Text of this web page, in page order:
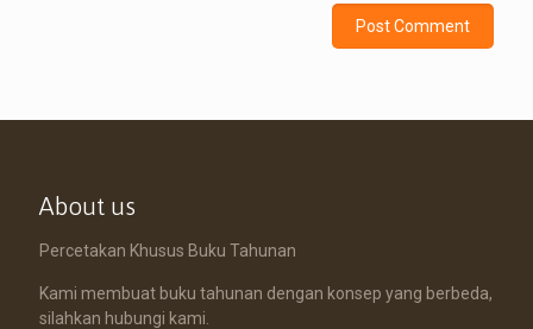
About us
Percetakan Khusus Buku Tahunan
Kami membuat buku tahunan dengan konsep yang berbeda,
silahkan hubungi kami.